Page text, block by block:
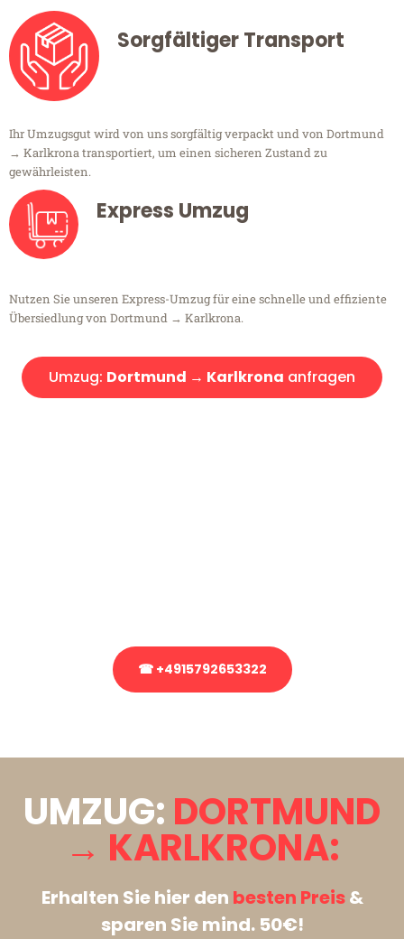
Sorgfältiger Transport
Ihr Umzugsgut wird von uns sorgfältig verpackt und von Dortmund
→ Karlkrona transportiert, um einen sicheren Zustand zu
gewährleisten.
Express Umzug
Nutzen Sie unseren Express-Umzug für eine schnelle und effiziente
Übersiedlung von Dortmund → Karlkrona.
Umzug: Dortmund → Karlkrona anfragen
☎ +4915792653322
UMZUG: DORTMUND
→ KARLKRONA:
Erhalten Sie hier den besten Preis&
sparen Sie mind. 50€!